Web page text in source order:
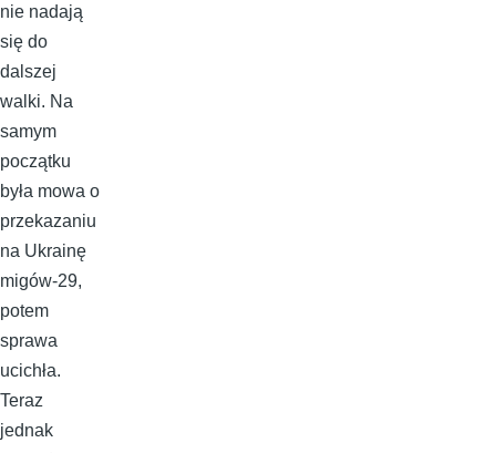
nie nadają
się do
dalszej
walki. Na
samym
początku
była mowa o
przekazaniu
na Ukrainę
migów-29,
potem
sprawa
ucichła.
Teraz
jednak